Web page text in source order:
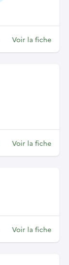
Voir la fiche
Voir la fiche
Voir la fiche